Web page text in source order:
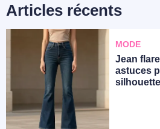
Articles récents
MODE
Jean
astuces